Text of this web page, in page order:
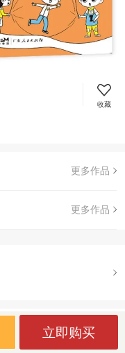
收藏
更多作品
更多作品
立即购买